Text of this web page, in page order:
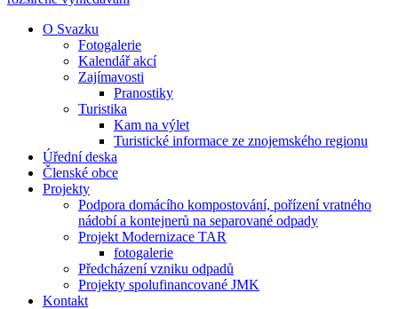
O Svazku
Fotogalerie
Kalendář akcí
Zajímavosti
Pranostiky
Turistika
Kam na výlet
Turistické informace ze znojemského regionu
Úřední deska
Členské obce
Projekty
Podpora domácího kompostování, pořízení vratného
nádobí a kontejnerů na separované odpady
Projekt Modernizace TAR
fotogalerie
Předcházení vzniku odpadů
Projekty spolufinancované JMK
Kontakt